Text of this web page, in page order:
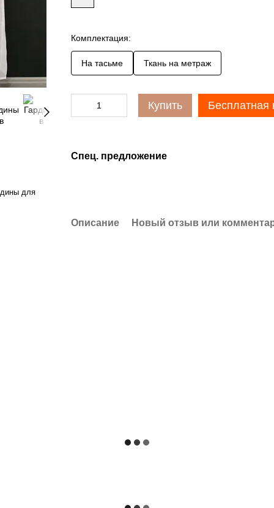
для
Комплектация:
На тасьме Ткань на метраж
Купить Бесплатная
Спец. предложение
Описание Новый отзыв или